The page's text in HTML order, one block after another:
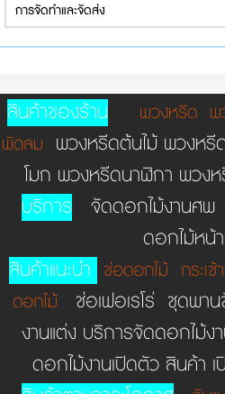
การจัดทำและจัดส่ง
สินค้าของร้าน พวงหรีด พ
พัดลม พวงหรีดต้นไม้ พวงห
โมก พวงหรีดนาฬิกา พวง
บริการ จัดดอกไม้งานศพ
ดอกไม้หน้า
สินค้าแนะนำ ช่อดอกไม้ กระเ
ดอกไม้
ช่อเฟอเรโร่ ชุดพา
งานแต่ง บริการจัดดอกไม้
ดอกไม้งานเปิดตัว สินค้า